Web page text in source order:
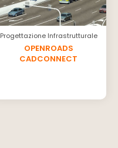
Progettazione Infrastrutturale
OPENROADS
CADCONNECT